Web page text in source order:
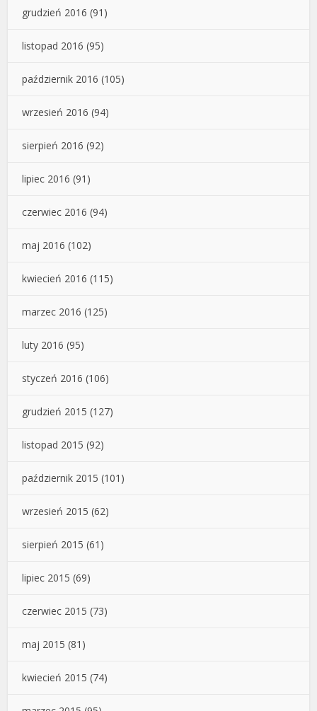
grudzień 2016 (91)
listopad 2016 (95)
październik 2016 (105)
wrzesień 2016 (94)
sierpień 2016 (92)
lipiec 2016 (91)
czerwiec 2016 (94)
maj 2016 (102)
kwiecień 2016 (115)
marzec 2016 (125)
luty 2016 (95)
styczeń 2016 (106)
grudzień 2015 (127)
listopad 2015 (92)
październik 2015 (101)
wrzesień 2015 (62)
sierpień 2015 (61)
lipiec 2015 (69)
czerwiec 2015 (73)
maj 2015 (81)
kwiecień 2015 (74)